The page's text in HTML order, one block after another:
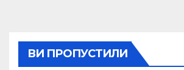
ВИ ПРОПУСТИЛИ